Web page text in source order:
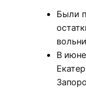
Были
В